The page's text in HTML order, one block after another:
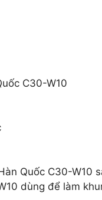
C30-W10
Quốc C30-W10
dùng để làm